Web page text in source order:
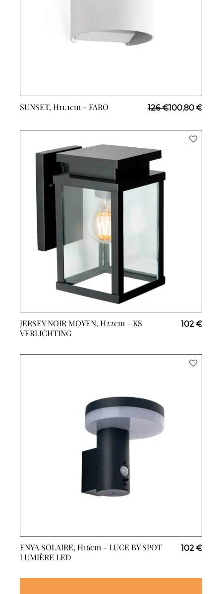
SUNSET, H11.1cm - FARO 126 €Prix Spécial
100,80 €
JERSEY NOIR MOYEN, H22cm - KS
VERLICHTING
102 €
ENYA SOLAIRE, H16cm - LUCE BY SPOT
LUMIÈRE LED
102 €